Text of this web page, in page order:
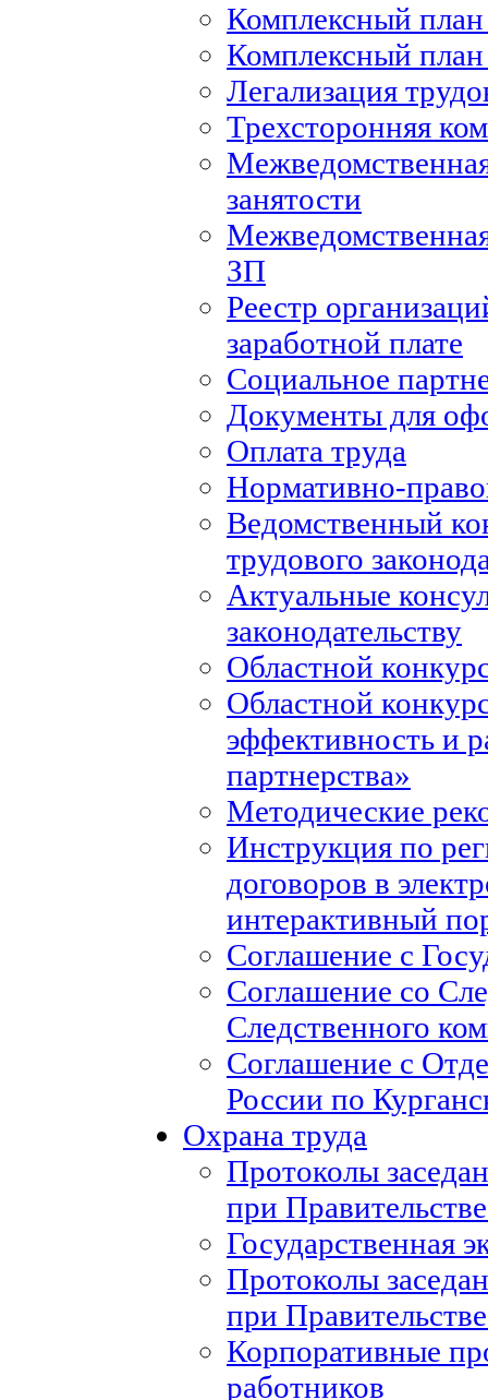
Комплексный
Комплексный
Легализация
Трехсторонняя
занятости
ЗП
Реестр
заработной плате
Социальное
Документы для
Оплата труда
Нормативно-
Ведомственный
трудового
Актуальные
законодательству
Областной
Областной
эффективность и
партнерства»
Методические
Инструкция по
договоров в
интерактивный
Соглашение с
Соглашение со
Следственного
Соглашение с
России по
Охрана труда
Протоколы
при
Государственная
Протоколы
при
Корпоративные
работников